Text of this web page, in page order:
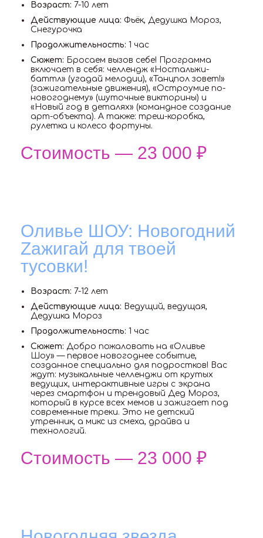
Возраст: 7-10 лет
Действующие лица: Фьёк, Дедушка Мороз,
Снегурочка
Продолжительность:1 час
Сюжет: Бросаем вызов себе! Программа
включает в себя: челлендж «Ностальжи-
баттл» (угадай мелодии), «Танцпол зовет!»
(зажигательные движения), «Остроумие по-
новогоднему» (шуточные викторины) и
«Новый год в деталях» (командное создание
арт-объекта). А также: треш-коробка,
рулетка и колесо фортуны.
Стоимость — 23 000 ₽
Оливье ШОУ: Новогодний
Zажигай для твоей
тусовки!
Возраст: 7-12 лет
Действующие лица: Ведущий, ведущая,
Дедушка Мороз
Продолжительность:1 час
Сюжет: Добро пожаловать на «Оливье
Шоу» — первое новогоднее событие,
созданное специально для подростков! Вас
ждут: музыкальные челленджи от крутых
ведущих, интерактивные игры с экрана
через смартфон и трендовый Дед Мороз,
который в курсе всех мемов и зажигает под
современные треки. Это не детский
утренник, а микс из смеха, драйва и
технологий.
Стоимость — 23 000 ₽